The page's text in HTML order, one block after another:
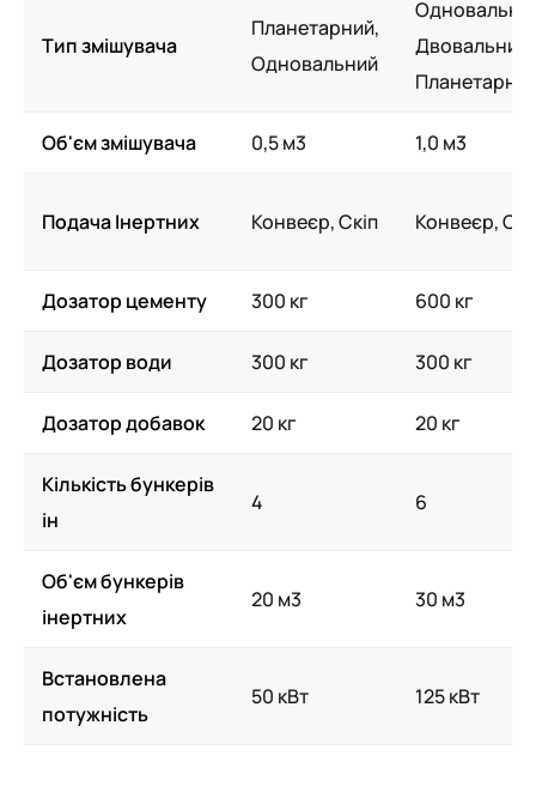
Тип змішувача
Планетарний,
Одновальний
Двовальний,
Об'єм змішувача 0,5 м3 1,0 м3
Подача Інертних Конвеєр, Скіп Конвеєр,
Дозатор цементу 300 кг 600 кг
Дозатор води 300 кг 300 кг
Дозатор добавок 20 кг 20 кг
Кількість бункерів
ін
4 6
Об'єм бункерів
інертних
20 м3 30 м3
Встановлена
потужність
50 кВт 125 кВт